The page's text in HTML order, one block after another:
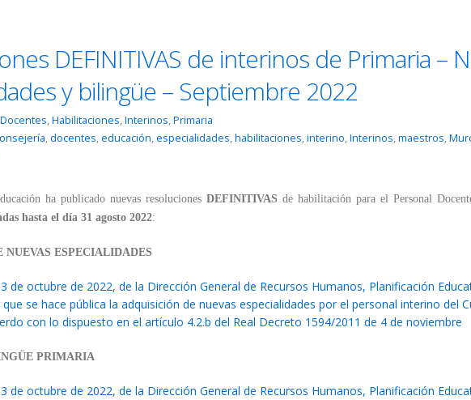
DEFINITIVAS de interinos de Primaria –
y bilingüe – Septiembre 2022
Docentes,Habilitaciones,Interinos,Primaria
,docentes,educación,especialidades,habilitaciones,interino,Interinos,maestros,
ha publicado nuevas resoluciones DEFINITIVAS de habilitación para el Personal
hasta el día 31 agosto 2022:
NUEVAS ESPECIALIDADES
de octubre de 2022, de la Dirección General de Recursos Humanos, Planificación
se hace pública la adquisición de nuevas especialidades por el personal interino del
con lo dispuesto en el artículo 4.2.b del Real Decreto 1594/2011 de 4 de noviembre
PRIMARIA
de octubre de 2022, de la Dirección General de Recursos Humanos, Planificación